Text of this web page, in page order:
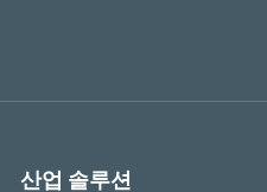
산업 솔루션